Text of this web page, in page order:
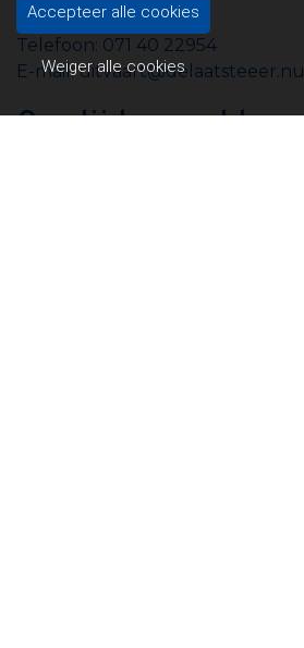
Telefoon: 071 40 22954
E-mail: uitvaart@delaatsteeer.nu
Overlijden melden
Accepteer alle cookies
Weiger alle cookies